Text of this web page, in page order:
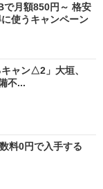
で月額850円～ 格安
使うキャンペーン
ャン△2」大垣、
不...
料0円で入手する